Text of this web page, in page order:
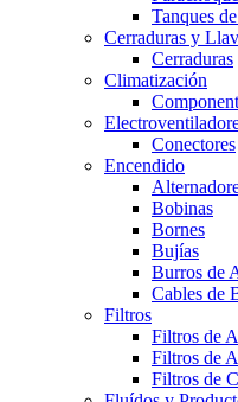
Tanques
Cerraduras y
Cerraduras
Climatización
Conectores
Encendido
Bobinas
Bornes
Bujías
Burros de
Cables de
Filtros
Filtros de
Filtros de
Filtros de